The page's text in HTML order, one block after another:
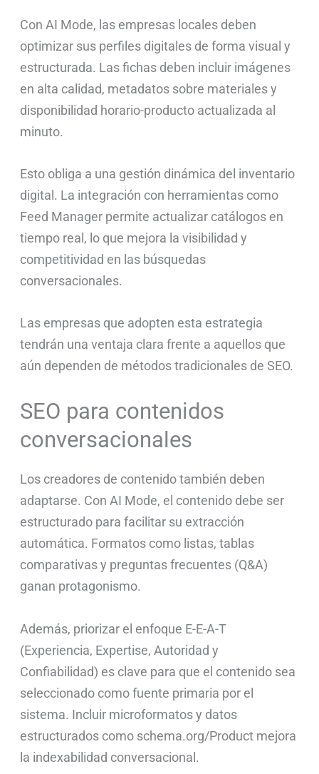
Con AI Mode, las empresas locales deben
optimizar sus perfiles digitales de forma visual y
estructurada. Las fichas deben incluir imágenes
en alta calidad, metadatos sobre materiales y
disponibilidad horario-producto actualizada al
minuto.
Esto obliga a una gestión dinámica del inventario
digital. La integración con herramientas como
Feed Manager permite actualizar catálogos en
tiempo real, lo que mejora la visibilidad y
competitividad en las búsquedas
conversacionales.
Las empresas que adopten esta estrategia
tendrán una ventaja clara frente a aquellos que
aún dependen de métodos tradicionales de SEO.
SEO para contenidos
conversacionales
Los creadores de contenido también deben
adaptarse. Con AI Mode, el contenido debe ser
estructurado para facilitar su extracción
automática. Formatos como listas, tablas
comparativas y preguntas frecuentes (Q&A)
ganan protagonismo.
Además, priorizar el enfoque E-E-A-T
(Experiencia, Expertise, Autoridad y
Confiabilidad) es clave para que el contenido sea
seleccionado como fuente primaria por el
sistema. Incluir microformatos y datos
estructurados como schema.org/Product mejora
la indexabilidad conversacional.